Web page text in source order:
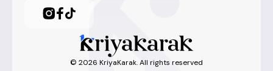
© 2026 KriyaKarak. All rights reserved